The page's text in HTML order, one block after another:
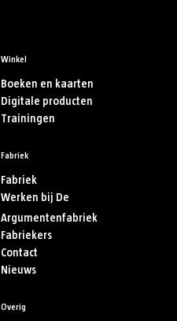
Winkel
Boeken en kaarten
Digitale producten
Trainingen
Fabriek
Fabriek
Werken bij De
Argumentenfabriek
Fabriekers
Contact
Nieuws
Overig